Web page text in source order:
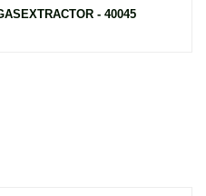
- 40045